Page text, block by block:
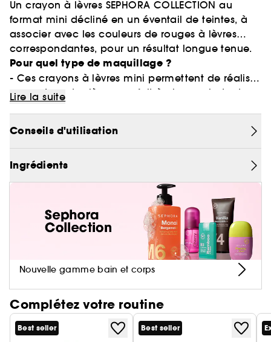
Un crayon à lèvres SEPHORA COLLECTION au
format mini décliné en un éventail de teintes, à
associer avec les couleurs de rouges à lèvres
correspondantes, pour un résultat longue tenue.
Pour quel type de maquillage ?
- Ces crayons à lèvres mini permettent de réaliser
un contour des lèvres parfait à chaque instant.
Les + :
- Des teintes à associer à toutes les couleurs de
rouges à lèvres Sephora.
- Une formule très pigmentée et douce.
- Un crayon à lèvres mini facile à appliquer.
Un mini crayon à lèvres à emporter partout avec
soi pour sublimer ses lèvres à tout moment de la
Informations environnementales
Lire la suite
Conseils d'utilisation
Ingrédients
Nouvelle gamme bain et corps
Complétez votre routine
Best seller Best seller